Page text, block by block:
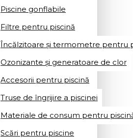
Piscine gonflabile
Filtre pentru piscină
Încălzitoare și termometre pentru
Ozonizante și generatoare de clor
Accesorii pentru piscină
Truse de îngrijire a piscinei
Materiale de consum pentru
Scări pentru piscine